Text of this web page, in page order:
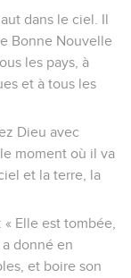
dans le ciel. Il
Bonne Nouvelle
les pays, à
et à tous les
Dieu avec
moment où il va
et la terre, la
Elle est tombée,
donné en
et boire son